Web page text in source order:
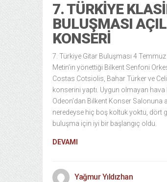
7. TÜRKIYE
BULUŞMASI
KONSERI
7. Türkiye Gitar Buluşması 4
Metin’in yönettiği Bilkent Senfoni
Costas Cotsiolis, Bahar Türker ve
konserini yaptı. Uygun olmayan hava
Odeon’dan Bilkent Konser Salonuna
neredeyse hiç boş koltuk yoktu, dört
buluşma için iyi bir başlangıç oldu.
DEVAMI
Yağmur Yıldızhan